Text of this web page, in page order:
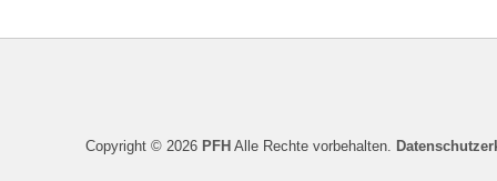
Seitenfuß-
Copyright © 2026 PFH Alle Rechte vorbehalten.